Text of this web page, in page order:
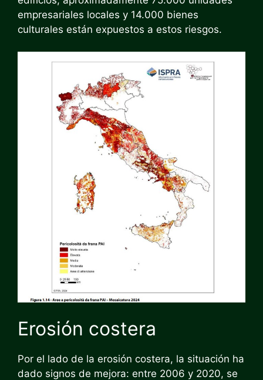
empresariales locales y 14.000 bienes
culturales están expuestos a estos riesgos.
Erosión costera
Por el lado de la erosión costera, la situación ha
dado signos de mejora: entre 2006 y 2020, se